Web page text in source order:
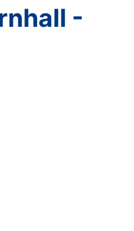
-